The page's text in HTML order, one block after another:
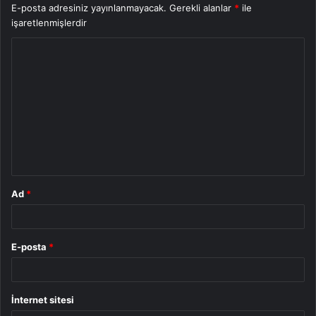
E-posta adresiniz yayınlanmayacak. Gerekli alanlar * ile
işaretlenmişlerdir
Ad *
E-posta *
İnternet sitesi